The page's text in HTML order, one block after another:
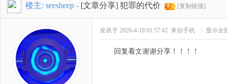
巨 » › › ›
楼主: seesheep - [文章分享] 犯罪的代价 [复制链接]
发表于 2020-4-18 01:57:42 来自手机 显示全
回复看文谢谢分享！！！！